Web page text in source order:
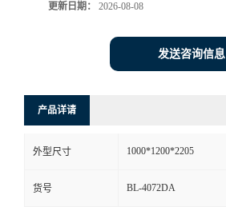
更新日期： 2026-08-08
发送咨询信息
产品详请
外型尺寸 1000*1200*2205
货号 BL-4072DA